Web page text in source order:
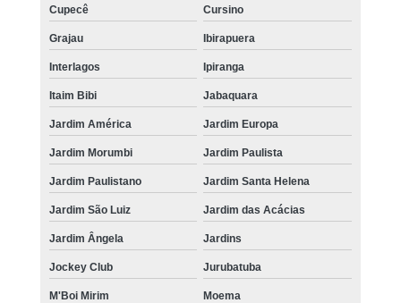
Cupecê Cursino
Grajau Ibirapuera
Interlagos Ipiranga
Itaim Bibi Jabaquara
Jardim América Jardim Europa
Jardim Morumbi Jardim Paulista
Jardim Paulistano Jardim Santa Helena
Jardim São Luiz Jardim das Acácias
Jardim Ângela Jardins
Jockey Club Jurubatuba
M'Boi Mirim Moema